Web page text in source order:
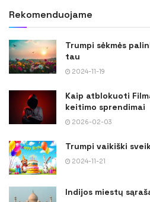
Rekomenduojame
Trumpi sėkmės
tau
2024-11-19
Kaip atblokuoti
keitimo sprendimai
2026-02-03
Trumpi vaikiški
2024-11-21
Indijos miestų